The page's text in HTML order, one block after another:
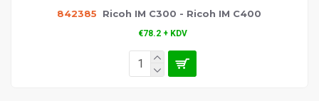
842385 Ricoh IM C300 - Ricoh IM C400
€78.2 + KDV